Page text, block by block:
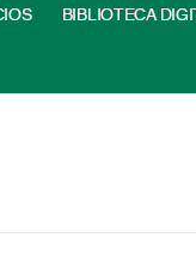
BIBLIOTECA